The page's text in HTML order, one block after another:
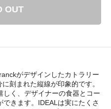
OUT
がデザインしたカトラリー
刻まれた縦線が印象的です。
く、デザイナーの食器とコー
きます。IDEALは実にたくさ